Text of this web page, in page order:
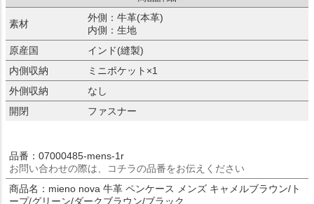
素材
外側：牛革(本革)
内側：生地
原産国
インド(縫製)
内側収納
ミニポケット×1
外側収納
なし
開閉
ファスナー
品番：07000485-mens-1r
お問い合わせの際は、コチラの品番をお伝えください
商品名：mieno nova 牛革 ペンケース メンズ キャメルブラウン/ト
ープ/グリーン/ダークブラウン/ブラック